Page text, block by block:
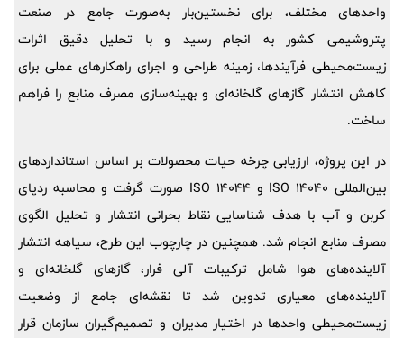
واحدهای مختلف، برای نخستین‌بار به‌صورت جامع در صنعت
پتروشیمی کشور به انجام رسید و با تحلیل دقیق اثرات
زیست‌محیطی فرآیندها، زمینه طراحی و اجرای راهکارهای عملی برای
کاهش انتشار گازهای گلخانه‌ای و بهینه‌سازی مصرف منابع را فراهم
ساخت.
در این پروژه، ارزیابی چرخه حیات محصولات بر اساس استانداردهای
بین‌المللی ISO 14040 و ISO 14044 صورت گرفت و محاسبه ردپای
کربن و آب با هدف شناسایی نقاط بحرانی انتشار و تحلیل الگوی
مصرف منابع انجام شد. همچنین در چارچوب این طرح، سیاهه انتشار
آلاینده‌های هوا شامل ترکیبات آلی فرار، گازهای گلخانه‌ای و
آلاینده‌های معیاری تدوین شد تا نقشه‌ای جامع از وضعیت
زیست‌محیطی واحدها در اختیار مدیران و تصمیم‌گیران سازمان قرار